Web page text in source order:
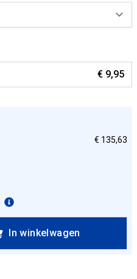
€ 9,95
€ 135,63
In winkelwagen